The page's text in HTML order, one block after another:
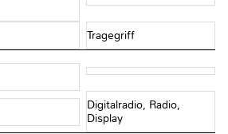
Tragegriff
Digitalradio, Radio,
Display